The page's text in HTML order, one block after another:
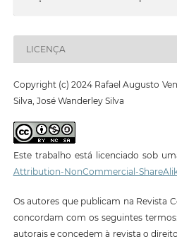
LICENÇA
Copyright (c) 2024 Rafael Augusto
Silva, José Wanderley Silva
Este trabalho está licenciado sob
Attribution-NonCommercial-
Os autores que publicam na Revista
concordam com os seguintes
autorais e concedem à revista o